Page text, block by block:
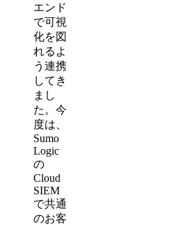
エンド
で可視
化を図
れるよ
う連携
してき
まし
た。今
度は、
Sumo
Logic
の
Cloud
SIEM
で共通
のお客